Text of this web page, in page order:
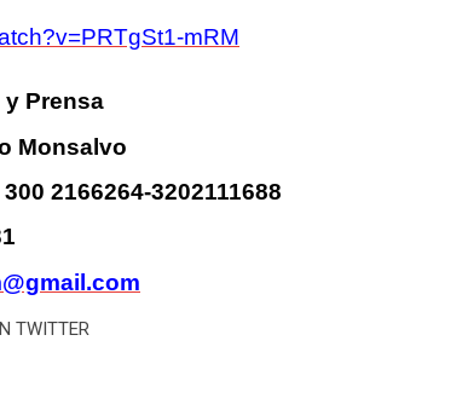
mRM
y Prensa
Monsalvo
2166264-3202111688
TWITTER